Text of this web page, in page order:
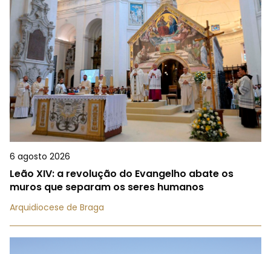
6 agosto 2026
Leão XIV: a revolução do Evangelho abate os
muros que separam os seres humanos
Arquidiocese de Braga